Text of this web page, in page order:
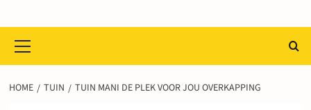
menu
HOME TUIN TUIN MANI DE PLEK VOOR JOU OVERKAPPING